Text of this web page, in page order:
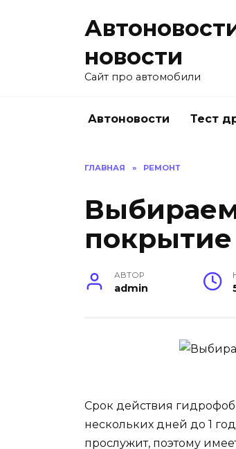
новости
Сайт про автомобили
Автоновости Тест
ГЛАВНАЯ » РЕМОНТ
АВТОР
admin
Срок действия
нескольких дней до 1
прослужит, поэтому